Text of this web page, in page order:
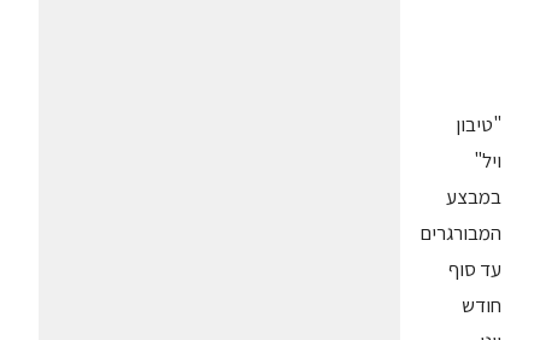
"טיבון
ויל"
במבצע
המבורגרים
עד סוף
חודש